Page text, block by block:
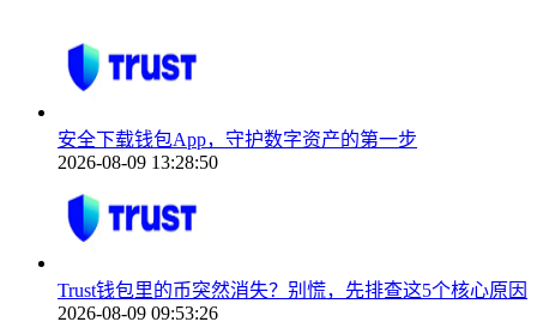
安全下载钱包App，守护数字资产的第一步
2026-08-09 13:28:50
Trust钱包里的币突然消失？别慌，先排查这5个核心原因
2026-08-09 09:53:26